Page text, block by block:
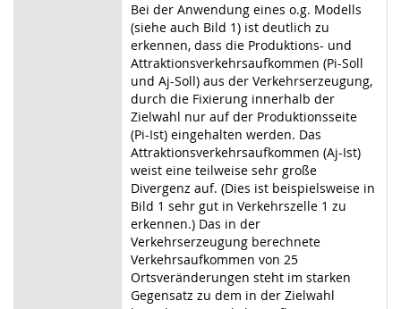
Bei der Anwendung eines o.g. Modells
(siehe auch Bild 1) ist deutlich zu
erkennen, dass die Produktions- und
Attraktionsverkehrsaufkommen (Pi-Soll
und Aj-Soll) aus der Verkehrserzeugung,
durch die Fixierung innerhalb der
Zielwahl nur auf der Produktionsseite
(Pi-Ist) eingehalten werden. Das
Attraktionsverkehrsaufkommen (Aj-Ist)
weist eine teilweise sehr große
Divergenz auf. (Dies ist beispielsweise in
Bild 1 sehr gut in Verkehrszelle 1 zu
erkennen.) Das in der
Verkehrserzeugung berechnete
Verkehrsaufkommen von 25
Ortsveränderungen steht im starken
Gegensatz zu dem in der Zielwahl